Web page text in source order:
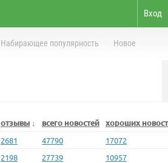
Вход
Набирающее популярность Новое
отзывы ↓ всего новостей хороших
2681 47790
17072
2198 27739
10957